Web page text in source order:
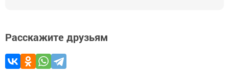
Расскажите друзьям